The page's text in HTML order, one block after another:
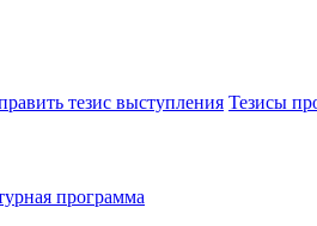
тезис выступления Тезисы
программа